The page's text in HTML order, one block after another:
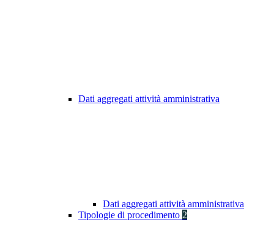
Dati aggregati attività amministrativa
Dati aggregati attività amministrativa
Tipologie di procedimento 2